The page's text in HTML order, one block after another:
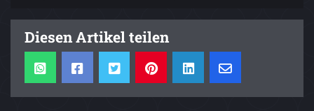
Diesen Artikel teilen